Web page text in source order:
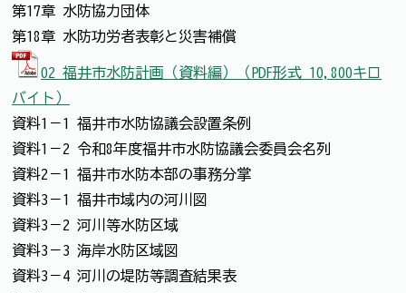
第17章 水防協力団体
第18章 水防功労者表彰と災害補償
02 福井市水防計画（資料編）（PDF形式 10,800キロ
バイト）
資料1－1 福井市水防協議会設置条例
資料1－2 令和8年度福井市水防協議会委員会名列
資料2－1 福井市水防本部の事務分掌
資料3－1 福井市域内の河川図
資料3－2 河川等水防区域
資料3－3 海岸水防区域図
資料3－4 河川の堤防等調査結果表